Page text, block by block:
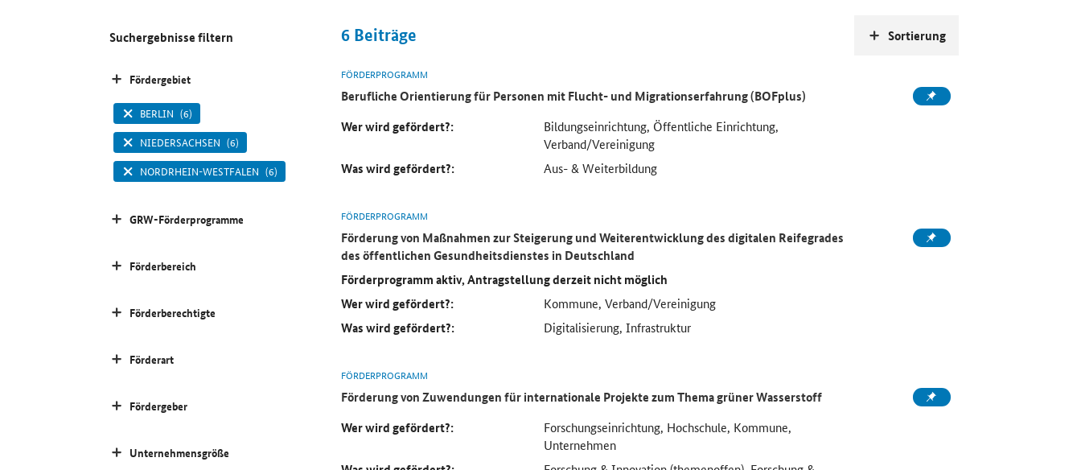
6 Beiträge
FÖRDERPROGRAMM
Berufliche Orientierung für Personen mit Flucht- und Migrationserfahrung (BOFplus)
Wer wird gefördert?:
Bildungseinrichtung, Öffentliche Einrichtung,
Verband/Vereinigung
Was wird gefördert?: Aus- & Weiterbildung
FÖRDERPROGRAMM
Förderung von Maßnahmen zur Steigerung und Weiterentwicklung des digitalen Reifegrades
des öffentlichen Gesundheitsdienstes in Deutschland
Förderprogramm aktiv, Antragstellung derzeit nicht möglich
Wer wird gefördert?:
Kommune, Verband/Vereinigung
Was wird gefördert?: Digitalisierung, Infrastruktur
FÖRDERPROGRAMM
Förderung von Zuwendungen für internationale Projekte zum Thema grüner Wasserstoff
Wer wird gefördert?:
Forschungseinrichtung, Hochschule, Kommune,
Unternehmen
Sortierung
Suchergebnisse filtern
Fördergebiet
BERLIN (6)
NIEDERSACHSEN (6)
NORDRHEIN-WESTFALEN (6)
GRW-Förderprogramme
Förderbereich
Förderberechtigte
Förderart
Fördergeber
Unternehmensgröße